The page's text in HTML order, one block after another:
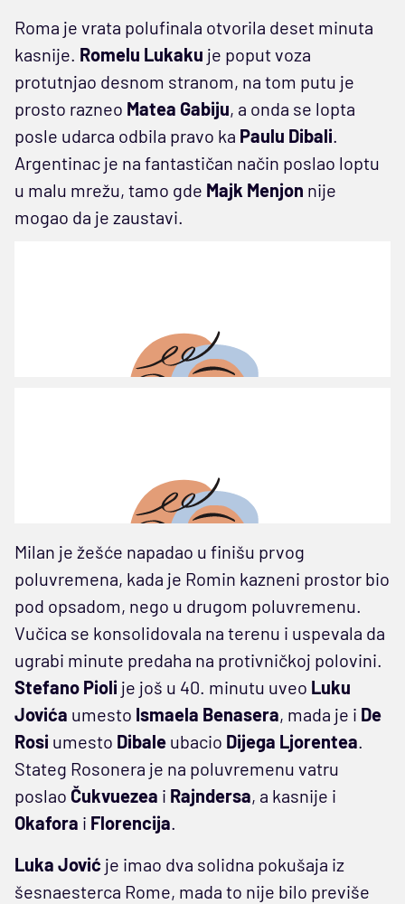
Roma je vrata polufinala otvorila deset minuta
kasnije. Romelu Lukaku je poput voza
protutnjao desnom stranom, na tom putu je
prosto razneo Matea Gabiju, a onda se lopta
posle udarca odbila pravo ka Paulu Dibali.
Argentinac je na fantastičan način poslao loptu
u malu mrežu, tamo gde Majk Menjon nije
mogao da je zaustavi.
Milan je žešće napadao u finišu prvog
poluvremena, kada je Romin kazneni prostor bio
pod opsadom, nego u drugom poluvremenu.
Vučica se konsolidovala na terenu i uspevala da
ugrabi minute predaha na protivničkoj polovini.
Stefano Pioli je još u 40. minutu uveo Luku
Jovića umesto Ismaela Benasera, mada je i De
Rosi umesto Dibale ubacio Dijega Ljorentea.
Stateg Rosonera je na poluvremenu vatru
poslao Čukvuezea i Rajndersa, a kasnije i
Okafora i Florencija.
Luka Jović je imao dva solidna pokušaja iz
šesnaesterca Rome, mada to nije bilo previše